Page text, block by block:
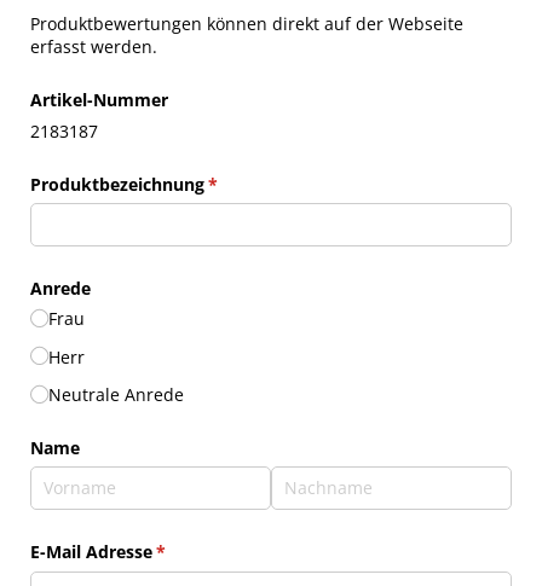
Produktbewertungen können direkt auf der Webseite
erfasst werden.
Artikel-Nummer
2183187
Produktbezeichnung*
(erforderlich)
Anrede
Frau
Herr
Neutrale Anrede
Name
E-Mail Adresse*
(erforderlich)